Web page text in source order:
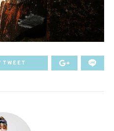
TWEET